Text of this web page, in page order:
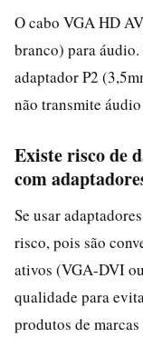
O cabo VGA HD
branco) para áudio.
adaptador P2
não transmite
Existe risco de
com
Se usar
risco, pois são
ativos (VGA-DVI
qualidade para
produtos de